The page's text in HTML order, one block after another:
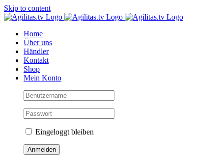
Skip to content
Home
Über uns
Händler
Kontakt
Shop
Mein Konto
Eingeloggt bleiben